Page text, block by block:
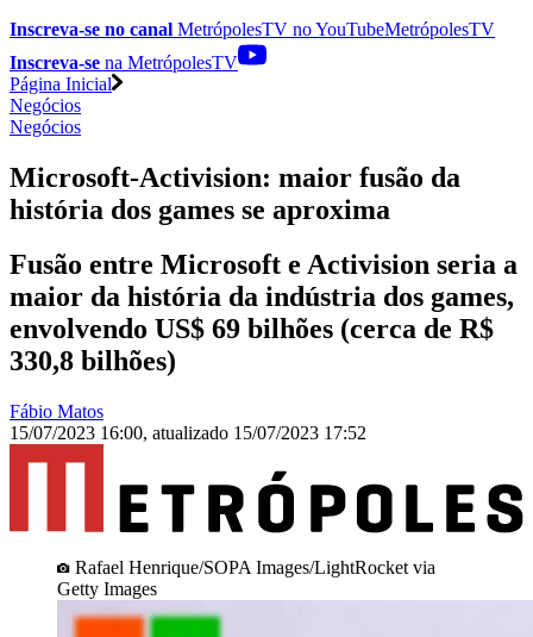
Inscreva-se no canal MetrópolesTV noYouTubeMetrópolesTV
Inscreva-se na MetrópolesTV
Página Inicial
Negócios
Negócios
Microsoft-Activision: maior fusão da
história dos games se aproxima
Fusão entre Microsoft e Activision seria a
maior da história da indústria dos games,
envolvendo US$ 69 bilhões (cerca de R$
330,8 bilhões)
Fábio Matos
15/07/2023 16:00, atualizado 15/07/2023 17:52
Rafael Henrique/SOPA Images/LightRocket via
Getty Images